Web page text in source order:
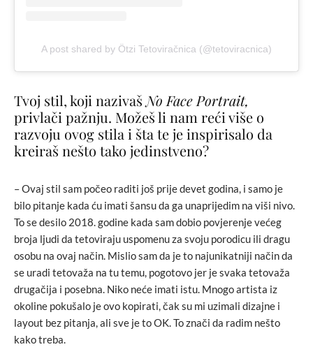
A post shared by Ötzi Tetoviračnica (@tetoviracnica)
Tvoj stil, koji nazivaš No Face Portrait,
privlači pažnju. Možeš li nam reći više o
razvoju ovog stila i šta te je inspirisalo da
kreiraš nešto tako jedinstveno?
– Ovaj stil sam počeo raditi još prije devet godina, i samo je
bilo pitanje kada ću imati šansu da ga unaprijedim na viši nivo.
To se desilo 2018. godine kada sam dobio povjerenje većeg
broja ljudi da tetoviraju uspomenu za svoju porodicu ili dragu
osobu na ovaj način. Mislio sam da je to najunikatniji način da
se uradi tetovaža na tu temu, pogotovo jer je svaka tetovaža
drugačija i posebna. Niko neće imati istu. Mnogo artista iz
okoline pokušalo je ovo kopirati, čak su mi uzimali dizajne i
layout bez pitanja, ali sve je to OK. To znači da radim nešto
kako treba.